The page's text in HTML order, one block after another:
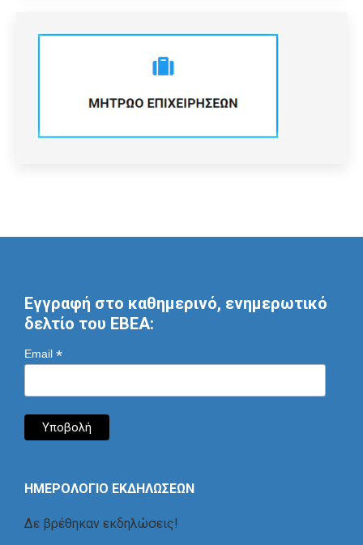
Εγγραφή στο καθημερινό, ενημερωτικό
δελτίο του ΕΒΕΑ:
Email *
ΗΜΕΡΟΛΟΓΙΟ ΕΚΔΗΛΩΣΕΩΝ
Δε βρέθηκαν εκδηλώσεις!